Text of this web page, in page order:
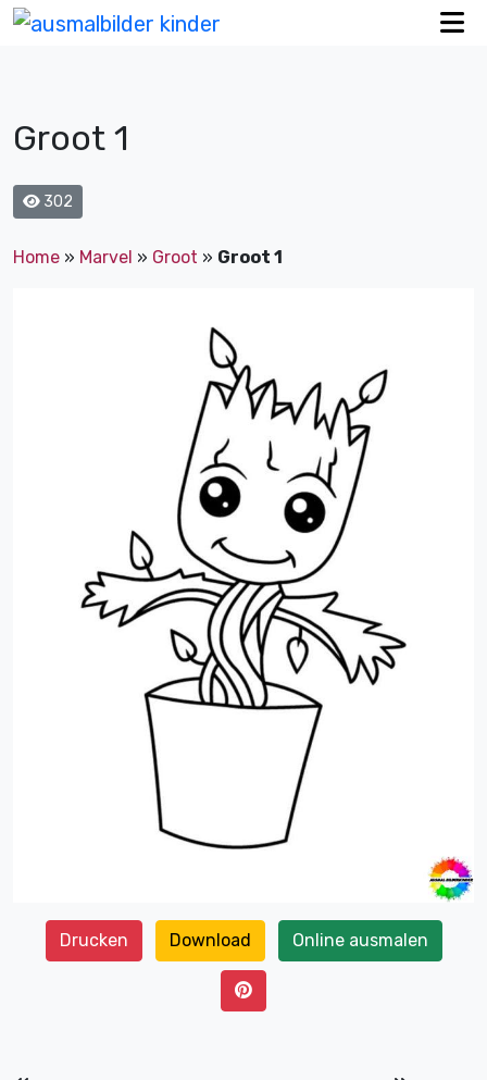
Groot 1
302
Home » Marvel » Groot » Groot 1
Drucken Download Online ausmalen